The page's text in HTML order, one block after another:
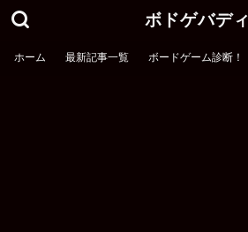
ボドゲバディ
ホーム 最新記事一覧 ボードゲーム診断！